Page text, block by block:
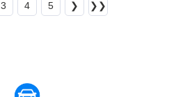
3 4 5 ❯ ❯❯